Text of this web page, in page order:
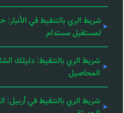
شريط الري بالتنقيط في الأنبار:
لمستقبل مستدام
شريط الري بالتنقيط: دليلك
المحاصيل
شريط الري بالتنقيط في أربيل: